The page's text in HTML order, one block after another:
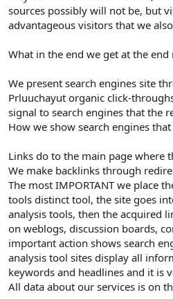
sources possibly will not be, but
advantageous visitors that we
What in the end we get at the end
We present search engines site
Prluuchayut organic click-
signal to search engines that the
How we show search engines
Links do to the main page where
We make backlinks through
The most IMPORTANT we place
tools distinct tool, the site goes
analysis tools, then the acquired
on weblogs, discussion boards,
important action shows search
analysis tool sites display all
keywords and headlines and it is
All data about our services is on